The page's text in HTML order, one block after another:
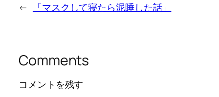
← 「マスクして寝たら泥睡した話」
Comments
コメントを残す